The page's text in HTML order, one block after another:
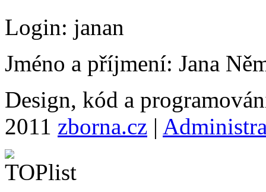
Login: janan
Jméno a příjmení: Jana
Design, kód a
2011 zborna.cz |